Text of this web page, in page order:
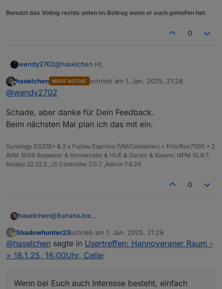
Wenn bei Euch auch Interesse besteht, einfach
Bescheid sagen. Ich kann mit Sicherheit noch Plätze
nachbuchen.
@Nordischerjung
@Shadowhunter23
Es kann natürlich immer was dazwischen kommen,
da wäre es nett, weils auf meinen Namen läuft,
Ich möchte auch beim ersten Treffen keine
Präsentation oder Vorträge machen oder sehen, ich
möchte, dass wir uns kennenlernen und einfach
Benutzt das Voting rechts unten im Beitrag wenn er euch geholfen hat.
0
wendy2702@haselchen HI,
Frohes neues noch in die Runde und Danke fürs
Organisieren.
dazugekommen wenn ich beruflich in der nähe
gewesen wäre. Das ist aber a) Samstags nicht der
Fall und b) bin ich schon auf einem Geburtstag.
Ich wünsche euch Viel Spaß beim treffen und
Austausch.
Offline
haselchen MOST ACTIVE schrieb am 1. Jan. 2025, 21:28
zuletzt editiert von
@wendy2702
Schade, aber danke für Dein Feedback.
Beim nächsten Mal plan ich das mit ein.
Synology DS218+ & 2 x Fujitsu Esprimo (VM/Container) + FritzBox7590 + 2
AVM 3000 Repeater & Homematic & HUE & Osram & Xiaomi, NPM 10.9.7,
Nodejs 22.22.2 ,JS Controller 7.0.7 ,Admin 7.8.24
0
haselchen@BananaJoe
@Samson71
@wendy2702
Soooo, im Neuen Jahr zur späten Stunde noch eine
Info.
Die Location ist reserviert.
S
Abwesend
Shadowhunter23schrieb am 1. Jan. 2025, 21:29
zuletzt editiert von
@haselchen sagte in Usertreffen: Hannoveraner Raum -
> 18.1.25, 16:00Uhr, Celle:
Wenn bei Euch auch Interesse besteht, einfach